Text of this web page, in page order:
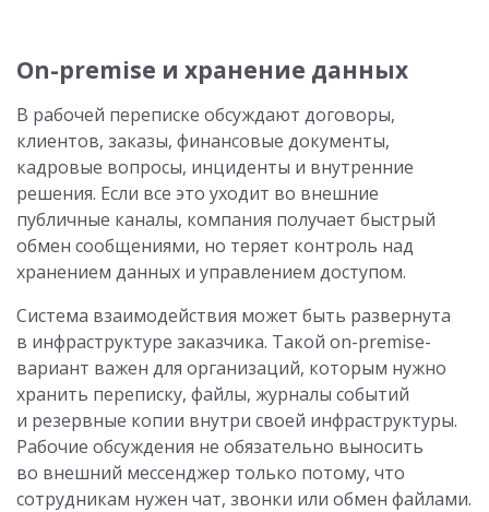
On-premise и хранение данных
В рабочей переписке обсуждают договоры,
клиентов, заказы, финансовые документы,
кадровые вопросы, инциденты и внутренние
решения. Если все это уходит во внешние
публичные каналы, компания получает быстрый
обмен сообщениями, но теряет контроль над
хранением данных и управлением доступом.
Система взаимодействия может быть развернута
в инфраструктуре заказчика. Такой on-premise-
вариант важен для организаций, которым нужно
хранить переписку, файлы, журналы событий
и резервные копии внутри своей инфраструктуры.
Рабочие обсуждения не обязательно выносить
во внешний мессенджер только потому, что
сотрудникам нужен чат, звонки или обмен файлами.